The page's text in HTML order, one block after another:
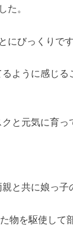
た。
にびっくりです
ように感じる
と元気に育っ
と共に娘っ子
物を駆使して